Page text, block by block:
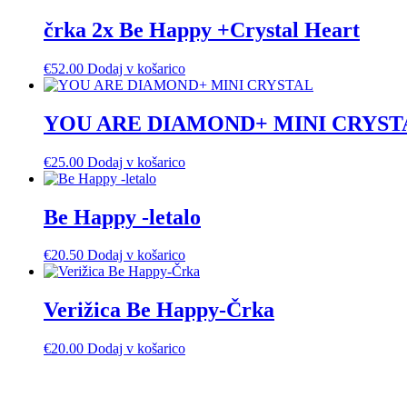
črka 2x Be Happy +Crystal Heart
€52.00 Dodaj v košarico
YOU ARE DIAMOND+ MINI
€25.00 Dodaj v košarico
Be Happy -letalo
€20.50 Dodaj v košarico
Verižica Be Happy-Črka
€20.00 Dodaj v košarico